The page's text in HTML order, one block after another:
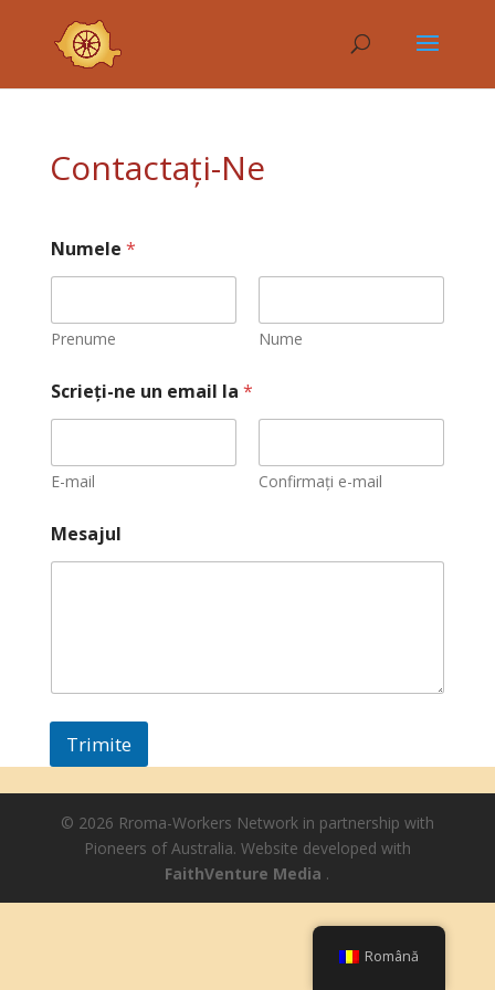
Contactaţi-Ne
Numele *
Prenume Nume
Scrieți-ne un email la *
E-mail Confirmați e-mail
Mesajul
Trimite
© 2026 Rroma-Workers Network in partnership with
Pioneers of Australia. Website developed with
FaithVenture Media .
Română